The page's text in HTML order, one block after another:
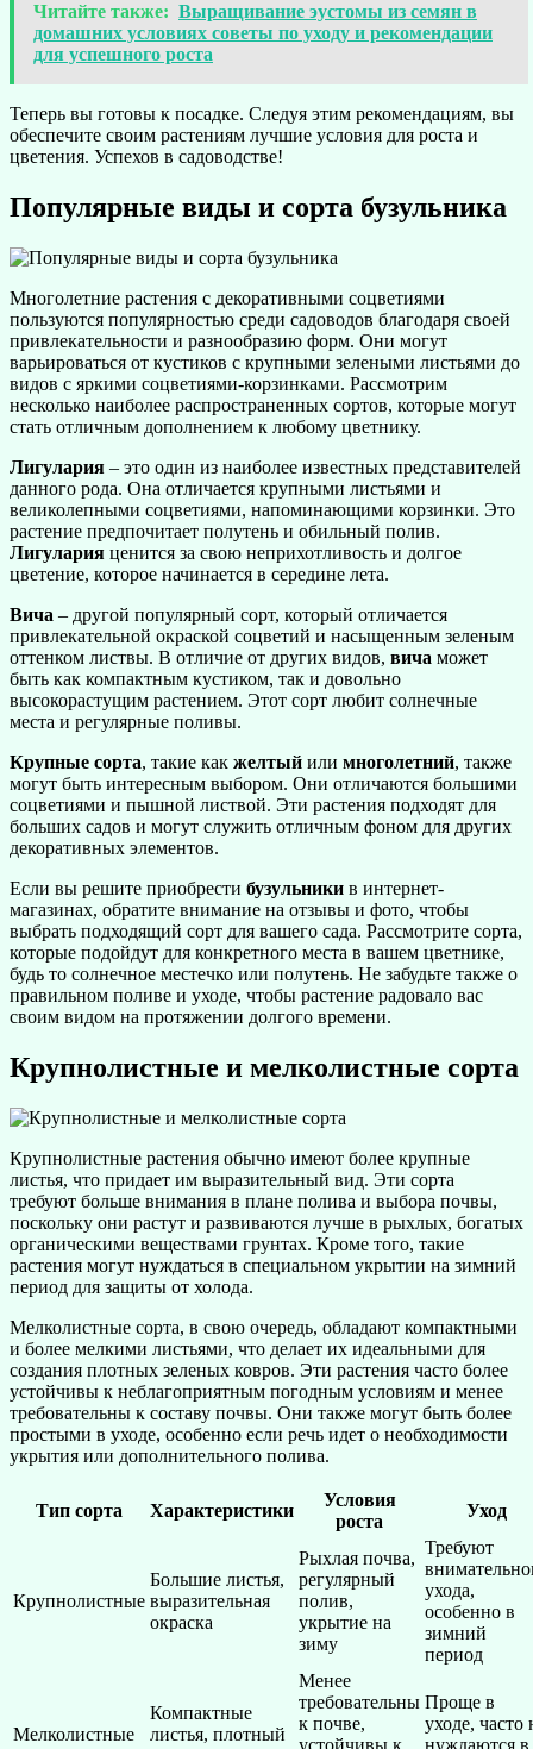
Читайте также: Выращивание эустомы из семян в
домашних условиях советы по уходу и рекомендации
для успешного роста
Теперь вы готовы к посадке. Следуя этим рекомендациям, вы
обеспечите своим растениям лучшие условия для роста и
цветения. Успехов в садоводстве!
Популярные виды и сорта бузульника
Многолетние растения с декоративными соцветиями
пользуются популярностью среди садоводов благодаря своей
привлекательности и разнообразию форм. Они могут
варьироваться от кустиков с крупными зелеными листьями до
видов с яркими соцветиями-корзинками. Рассмотрим
несколько наиболее распространенных сортов, которые могут
стать отличным дополнением к любому цветнику.
Лигулария – это один из наиболее известных представителей
данного рода. Она отличается крупными листьями и
великолепными соцветиями, напоминающими корзинки. Это
растение предпочитает полутень и обильный полив.
Лигулария ценится за свою неприхотливость и долгое
цветение, которое начинается в середине лета.
Вича – другой популярный сорт, который отличается
привлекательной окраской соцветий и насыщенным зеленым
оттенком листвы. В отличие от других видов, вича может
быть как компактным кустиком, так и довольно
высокорастущим растением. Этот сорт любит солнечные
места и регулярные поливы.
Крупные сорта, такие как желтый или многолетний, также
могут быть интересным выбором. Они отличаются большими
соцветиями и пышной листвой. Эти растения подходят для
больших садов и могут служить отличным фоном для других
декоративных элементов.
Если вы решите приобрести бузульники в интернет-
магазинах, обратите внимание на отзывы и фото, чтобы
выбрать подходящий сорт для вашего сада. Рассмотрите сорта,
которые подойдут для конкретного места в вашем цветнике,
будь то солнечное местечко или полутень. Не забудьте также о
правильном поливе и уходе, чтобы растение радовало вас
своим видом на протяжении долгого времени.
Крупнолистные и мелколистные сорта
Крупнолистные растения обычно имеют более крупные
листья, что придает им выразительный вид. Эти сорта
требуют больше внимания в плане полива и выбора почвы,
поскольку они растут и развиваются лучше в рыхлых, богатых
органическими веществами грунтах. Кроме того, такие
растения могут нуждаться в специальном укрытии на зимний
период для защиты от холода.
Мелколистные сорта, в свою очередь, обладают компактными
и более мелкими листьями, что делает их идеальными для
создания плотных зеленых ковров. Эти растения часто более
устойчивы к неблагоприятным погодным условиям и менее
требовательны к составу почвы. Они также могут быть более
простыми в уходе, особенно если речь идет о необходимости
укрытия или дополнительного полива.
Тип сорта Характеристики
Условия
роста
Уход
Крупнолистные
Большие листья,
выразительная
окраска
Рыхлая почва,
регулярный
полив,
укрытие на
зиму
Требуют
ухода,
особенно в
зимний
период
Мелколистные
Компактные
листья, плотный
Менее
требовательны
к почве,
устойчивы к
Проще в
уходе, часто
нуждаются в